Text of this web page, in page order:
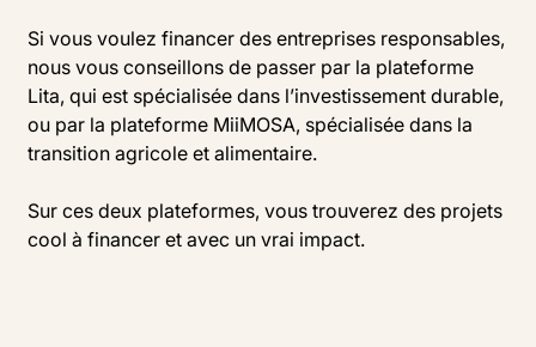
Si vous voulez financer des entreprises responsables,
nous vous conseillons de passer par la plateforme
Lita, qui est spécialisée dans l’investissement durable,
ou par la plateforme MiiMOSA, spécialisée dans la
transition agricole et alimentaire.
Sur ces deux plateformes, vous trouverez des projets
cool à financer et avec un vrai impact.